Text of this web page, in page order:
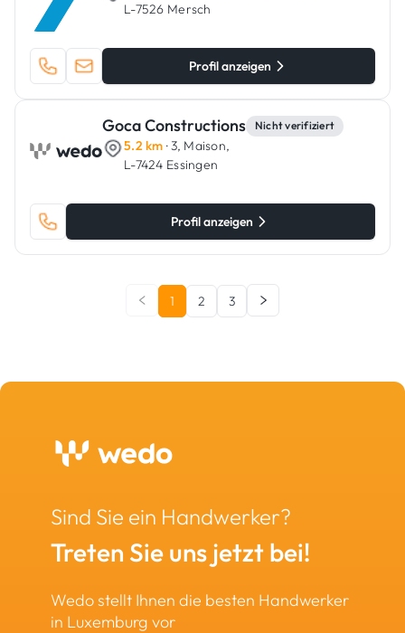
L-7526 Mersch
Profil anzeigen
Goca Constructions Nicht verifiziert
5.2 km · 3, Maison,
L-7424 Essingen
Profil anzeigen
1 2 3
Sind Sie ein Handwerker?
Treten Sie uns jetzt bei!
Wedo stellt Ihnen die besten Handwerker
in Luxemburg vor